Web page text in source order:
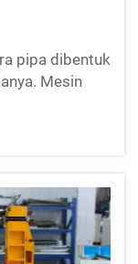
pipa dibentuk
Mesin
kini
pembuat